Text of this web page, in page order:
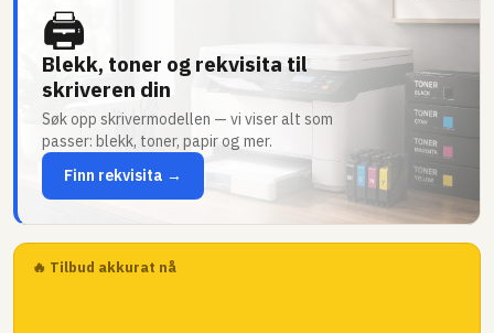
🖨
Blekk, toner og rekvisita til
skriveren din
Søk opp skrivermodellen — vi viser alt som
passer: blekk, toner, papir og mer.
Finn rekvisita →
🔥 Tilbud akkurat nå